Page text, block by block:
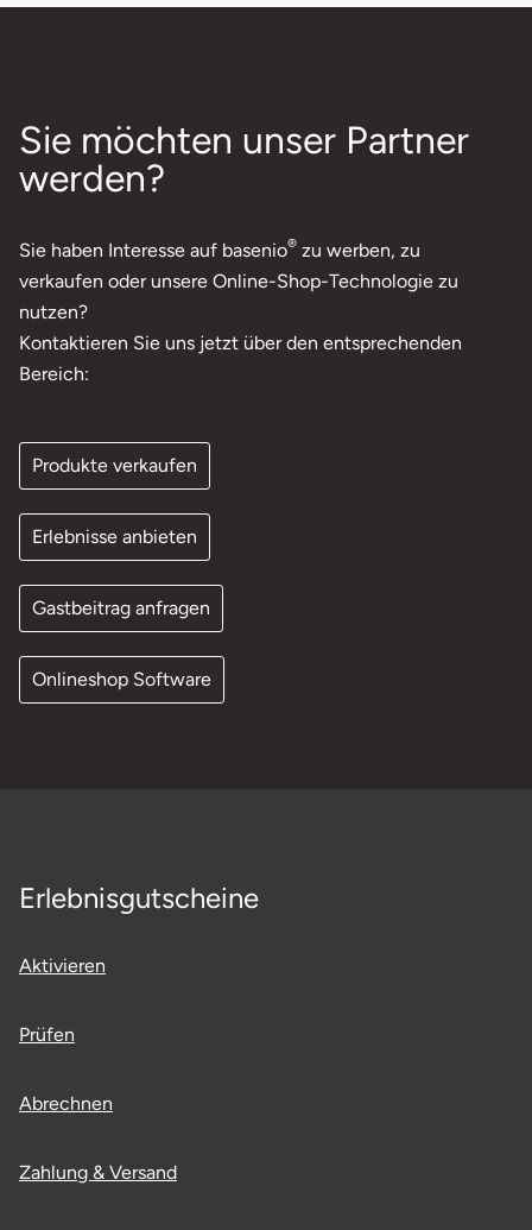
Sie möchten unser Partner
werden?
Sie haben Interesse auf basenio® zu werben, zu
verkaufen oder unsere Online-Shop-Technologie zu
nutzen?
Kontaktieren Sie uns jetzt über den entsprechenden
Bereich:
Produkte verkaufen
Erlebnisse anbieten
Gastbeitrag anfragen
Onlineshop Software
Erlebnisgutscheine
Aktivieren
Prüfen
Abrechnen
Zahlung & Versand